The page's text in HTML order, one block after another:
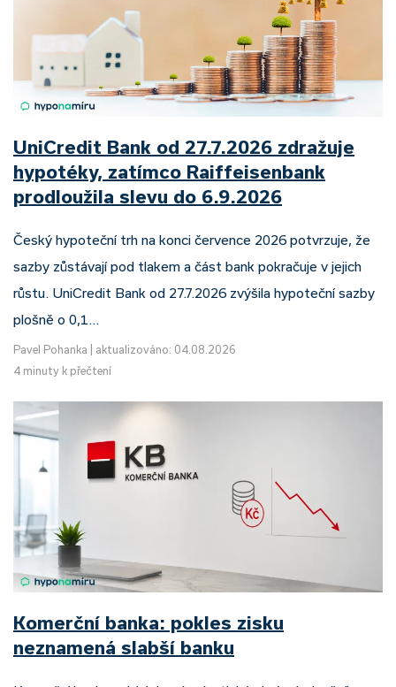
UniCredit Bank od 27.7.2026 zdražuje
hypotéky, zatímco Raiffeisenbank
prodloužila slevu do 6.9.2026
Český hypoteční trh na konci července 2026 potvrzuje, že
sazby zůstávají pod tlakem a část bank pokračuje v jejich
růstu. UniCredit Bank od 27.7.2026 zvýšila hypoteční sazby
plošně o 0,1…
Pavel Pohanka
aktualizováno: 04.08.2026
4 minuty k přečtení
Komerční banka: pokles zisku
neznamená slabší banku